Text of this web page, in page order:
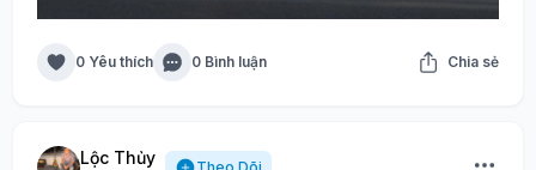
0 Yêu thích 0 Bình luận Chia sẻ
Lộc Thủy